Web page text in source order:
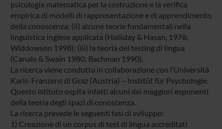
psicologia matematica per la costruzione e la verifica
empirica di modelli di rappresentazione e di apprendimento
della conoscenza; (ii) alcune teorie fondamentali nella
linguistica inglese applicata (Halliday & Hasan, 1976;
Widdowson 1998); (iii) la teoria del testing di lingua
(Canale & Swain 1980; Bachman 1990).
La ricerca viene condotta in collaborazione con l’Università
Karls-Franzens di Graz (Austria) – Institüt für Psychologie.
Questo istituto ospita infatti alcuni dei maggiori esponenti
della teoria degli spazi di conoscenza.
La ricerca prevede le seguenti fasi di sviluppo:
1) Creazione di un corpus di test di lingua accreditati